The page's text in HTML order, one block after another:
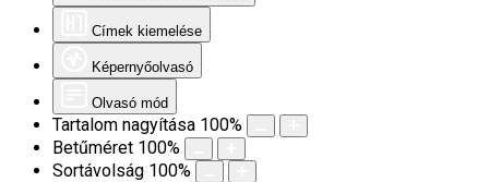
Címek kiemelése
Képernyőolvasó
Olvasó mód
Tartalom nagyítása 100%
Betűméret 100%
Sortávolság 100%